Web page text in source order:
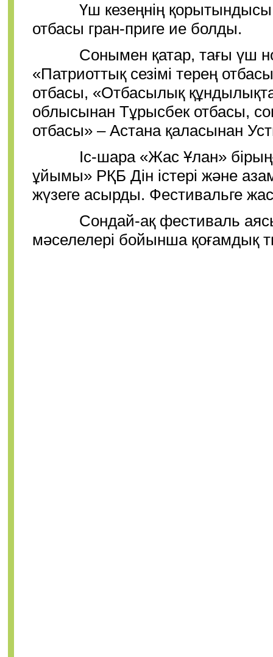
Үш кезеңнің қорытындысы
отбасы гран-приге ие болды.
Сонымен қатар, тағы үш
«Патриоттық сезімі терең
отбасы, «Отбасылық
облысынан Тұрысбек отбасы,
отбасы» – Астана қаласынан
Іс-шара «Жас Ұлан»
ұйымы» РҚБ Дін істері және
жүзеге асырды. Фестивальге
Сондай-ақ фестиваль
мәселелері бойынша қоғамдық